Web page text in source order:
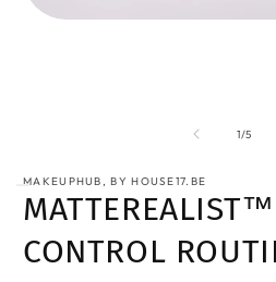
1/de
5
MAKEUPHUB, BY HOUSE17.BE
CONTROL